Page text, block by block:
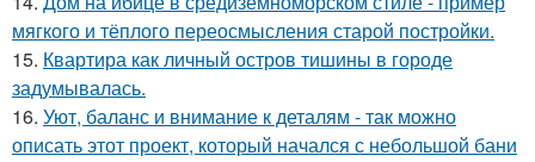
мягкого и тёплого переосмысления старой постройки.
15. Квартира как личный остров тишины в городе
задумывалась.
16. Уют, баланс и внимание к деталям - так можно
описать этот проект, который начался с небольшой бани